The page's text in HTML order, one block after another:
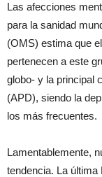
Las afecciones
para la sanidad
(OMS) estima que
pertenecen a este
globo- y la principal
(APD), siendo la
los más frecuentes.
Lamentablemente,
tendencia. La